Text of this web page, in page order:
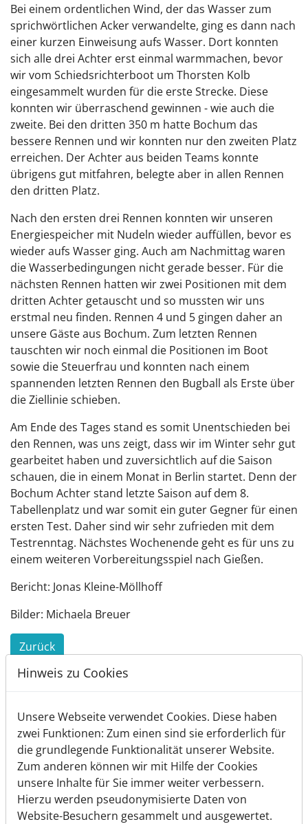
Bei einem ordentlichen Wind, der das Wasser zum
sprichwörtlichen Acker verwandelte, ging es dann nach
einer kurzen Einweisung aufs Wasser. Dort konnten
sich alle drei Achter erst einmal warmmachen, bevor
wir vom Schiedsrichterboot um Thorsten Kolb
eingesammelt wurden für die erste Strecke. Diese
konnten wir überraschend gewinnen - wie auch die
zweite. Bei den dritten 350 m hatte Bochum das
bessere Rennen und wir konnten nur den zweiten Platz
erreichen. Der Achter aus beiden Teams konnte
übrigens gut mitfahren, belegte aber in allen Rennen
den dritten Platz.
Nach den ersten drei Rennen konnten wir unseren
Energiespeicher mit Nudeln wieder auffüllen, bevor es
wieder aufs Wasser ging. Auch am Nachmittag waren
die Wasserbedingungen nicht gerade besser. Für die
nächsten Rennen hatten wir zwei Positionen mit dem
dritten Achter getauscht und so mussten wir uns
erstmal neu finden. Rennen 4 und 5 gingen daher an
unsere Gäste aus Bochum. Zum letzten Rennen
tauschten wir noch einmal die Positionen im Boot
sowie die Steuerfrau und konnten nach einem
spannenden letzten Rennen den Bugball als Erste über
die Ziellinie schieben.
Am Ende des Tages stand es somit Unentschieden bei
den Rennen, was uns zeigt, dass wir im Winter sehr gut
gearbeitet haben und zuversichtlich auf die Saison
schauen, die in einem Monat in Berlin startet. Denn der
Bochum Achter stand letzte Saison auf dem 8.
Tabellenplatz und war somit ein guter Gegner für einen
ersten Test. Daher sind wir sehr zufrieden mit dem
Testrenntag. Nächstes Wochenende geht es für uns zu
einem weiteren Vorbereitungsspiel nach Gießen.
Bericht: Jonas Kleine-Möllhoff
Bilder: Michaela Breuer
Zurück
Hinweis zu Cookies
Unsere Webseite verwendet Cookies. Diese haben
zwei Funktionen: Zum einen sind sie erforderlich für
die grundlegende Funktionalität unserer Website.
Zum anderen können wir mit Hilfe der Cookies
unsere Inhalte für Sie immer weiter verbessern.
Hierzu werden pseudonymisierte Daten von
Website-Besuchern gesammelt und ausgewertet.